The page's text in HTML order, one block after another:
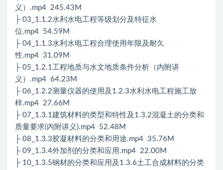
义）.mp4 245.43M
├ 03_1.1.2水利水电工程等级划分及特征水
位.mp4 54.59M
├ 04_1.1.3水利水电工程合理使用年限及耐久
性.mp4 31.09M
├ 05_1.2.1工程地质与水文地质条件分析（内附讲
义）.mp4 64.23M
├ 06_1.2.2测量仪器的使用及1.2.3水利水电工程施工放
样.mp4 27.66M
├ 07_1.3.1建筑材料的类型和特性及1.3.2混凝土的分类和
质量要求(内附讲义).mp4 52.48M
├ 08_1.3.3胶凝材料的分类和用途.mp4 35.76M
├ 09_1.3.4外加剂的分类和应用.mp4 22.00M
├ 10_1.3.5钢材的分类和应用及1.3.6土工合成材料的分类